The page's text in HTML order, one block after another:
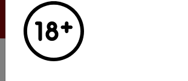
в клинической урологии
Резолюции Экспертного Совета,